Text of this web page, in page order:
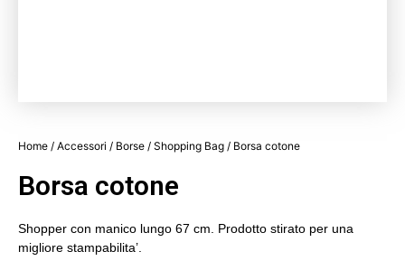
Home / Accessori / Borse / Shopping Bag / Borsa cotone
Borsa cotone
Shopper con manico lungo 67 cm. Prodotto stirato per una
migliore stampabilita’.